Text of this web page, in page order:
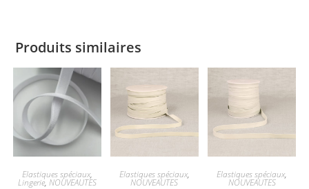
Produits similaires
Elastiques spéciaux,
Lingerie, NOUVEAUTES
Elastiques spéciaux,
NOUVEAUTES
Elastiques spéciaux,
NOUVEAUTES